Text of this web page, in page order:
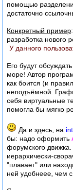
помощью
достаточно
Конкретный пример
разработка нового
У данного
Его будут
море! Автор
как боится (и
неподъёмной.
себя виртуальные
помогла бы мягко
Да и здесь, на
бы: надо оформить
форумского
иерархически-
"плавает" или
ней удобнеее, чем